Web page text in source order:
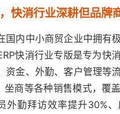
快消行业深耕但品牌
内中小商贸企业中拥有
快消行业专版是专为快
金、外勤、客户管理等
商等各种销售模式，覆
外勤拜访效率提升30%